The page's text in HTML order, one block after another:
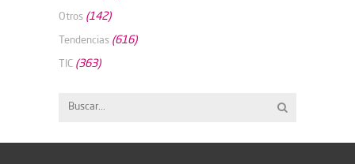
Otros (142)
Tendencias (616)
TIC (363)